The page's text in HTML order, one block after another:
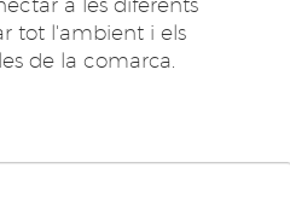
tot l'ambient i els
de la comarca.